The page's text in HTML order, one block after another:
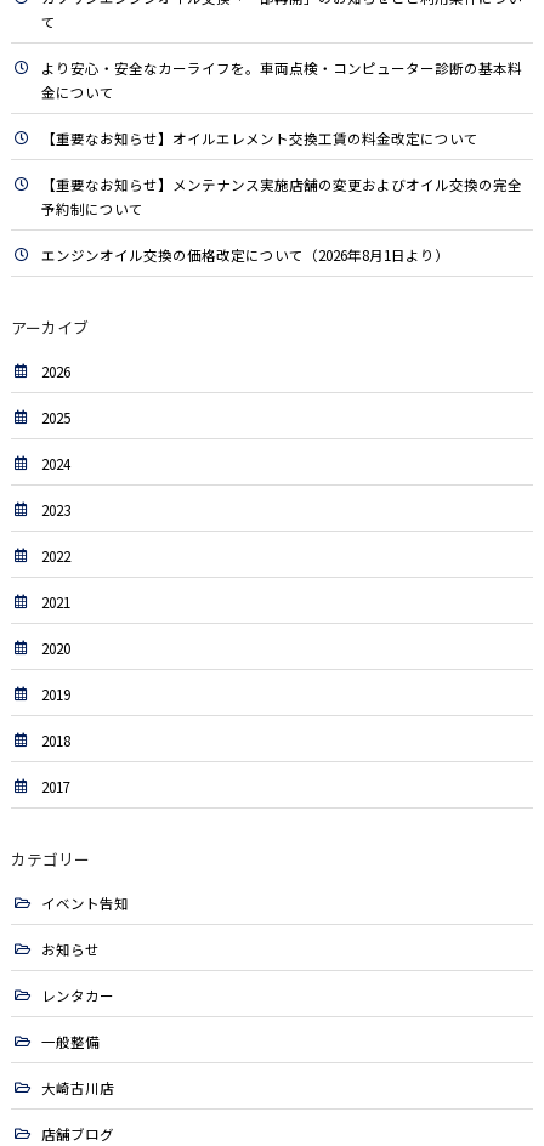
て
より安心・安全なカーライフを。車両点検・コンピューター診断の基本料
金について
【重要なお知らせ】オイルエレメント交換工賃の料金改定について
【重要なお知らせ】メンテナンス実施店舗の変更およびオイル交換の完全
予約制について
エンジンオイル交換の価格改定について（2026年8月1日より）
アーカイブ
2026
2025
2024
2023
2022
2021
2020
2019
2018
2017
カテゴリー
イベント告知
お知らせ
レンタカー
一般整備
大崎古川店
店舗ブログ